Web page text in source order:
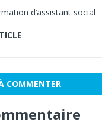
d’assistant social
COMMENTER